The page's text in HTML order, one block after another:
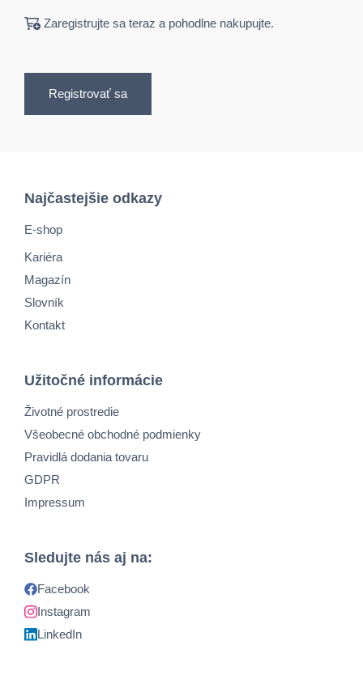
Zaregistrujte sa teraz a pohodlne nakupujte.
Registrovať sa
Najčastejšie odkazy
E-shop
Kariéra
Magazín
Slovník
Kontakt
Užitočné informácie
Životné prostredie
Všeobecné obchodné podmienky
Pravidlá dodania tovaru
GDPR
Impressum
Sledujte nás aj na:
Facebook
Instagram
LinkedIn